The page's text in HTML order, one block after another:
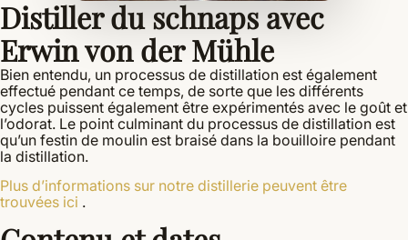
Distiller du schnaps avec
Erwin von der Mühle
Bien entendu, un processus de distillation est également
effectué pendant ce temps, de sorte que les différents
cycles puissent également être expérimentés avec le goût et
l’odorat. Le point culminant du processus de distillation est
qu’un festin de moulin est braisé dans la bouilloire pendant
la distillation.
Plus d’informations sur notre distillerie peuvent être
trouvées ici .